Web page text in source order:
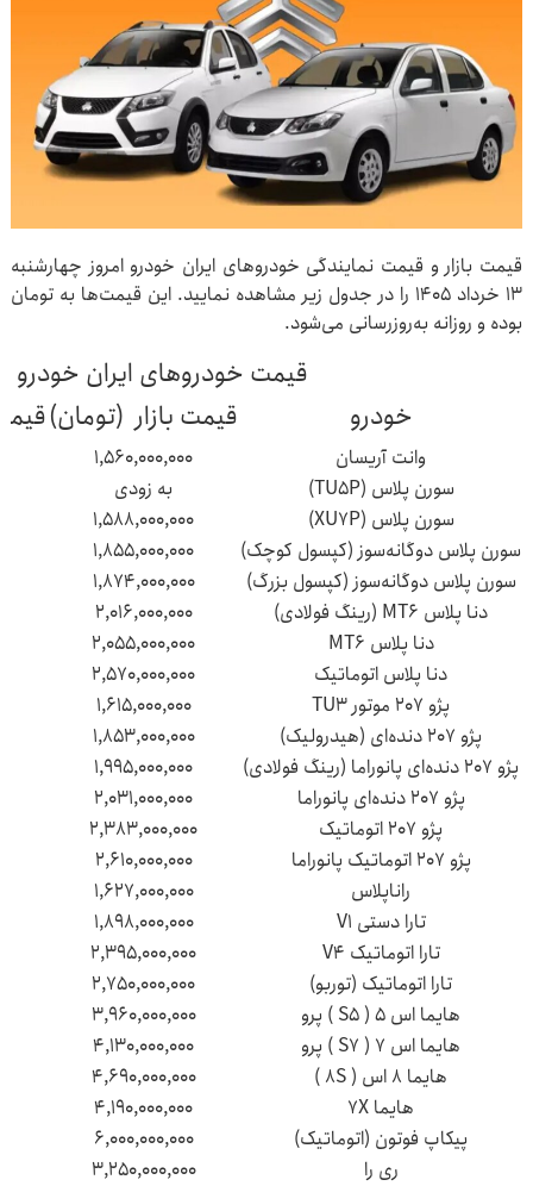
قیمت بازار و قیمت نمایندگی خودروهای ایران خودرو امروز چهارشنبه
۱۳ خرداد ۱۴۰۵ را در جدول زیر مشاهده نمایید. این قیمت‌ها به تومان
بوده و روزانه به‌روزرسانی می‌شود.
قیمت خودروهای ایران خودرو
خودرو
قیمت بازار (تومان)
وانت آریسان
۱,۵۶۰,۰۰۰,۰۰۰
سورن پلاس (TU۵P)
به زودی
سورن پلاس (XU۷P)
۱,۵۸۸,۰۰۰,۰۰۰
سورن پلاس دوگانه‌سوز (کپسول کوچک)
۱,۸۵۵,۰۰۰,۰۰۰
سورن پلاس دوگانه‌سوز (کپسول بزرگ)
۱,۸۷۴,۰۰۰,۰۰۰
دنا پلاس MT۶ (رینگ فولادی)
۲,۰۱۶,۰۰۰,۰۰۰
دنا پلاس MT۶
۲,۰۵۵,۰۰۰,۰۰۰
دنا پلاس اتوماتیک
۲,۵۷۰,۰۰۰,۰۰۰
پژو ۲۰۷ موتور TU۳
۱,۶۱۵,۰۰۰,۰۰۰
پژو ۲۰۷ دنده‌ای (هیدرولیک)
۱,۸۵۳,۰۰۰,۰۰۰
پژو ۲۰۷ دنده‌ای پانوراما (رینگ فولادی)
۱,۹۹۵,۰۰۰,۰۰۰
پژو ۲۰۷ دنده‌ای پانوراما
۲,۰۳۱,۰۰۰,۰۰۰
پژو ۲۰۷ اتوماتیک
۲,۳۸۳,۰۰۰,۰۰۰
پژو ۲۰۷ اتوماتیک پانوراما
۲,۶۱۰,۰۰۰,۰۰۰
راناپلاس
۱,۶۲۷,۰۰۰,۰۰۰
تارا دستی V۱
۱,۸۹۸,۰۰۰,۰۰۰
تارا اتوماتیک V۴
۲,۳۹۵,۰۰۰,۰۰۰
تارا اتوماتیک (توربو)
۲,۷۵۰,۰۰۰,۰۰۰
هایما اس ۵ ( S۵ ) پرو
۳,۹۶۰,۰۰۰,۰۰۰
هایما اس ۷ ( S۷ ) پرو
۴,۱۳۰,۰۰۰,۰۰۰
هایما ۸ اس ( ۸S )
۴,۶۹۰,۰۰۰,۰۰۰
هایما ۷X
۴,۱۹۰,۰۰۰,۰۰۰
پیکاپ فوتون (اتوماتیک)
۶,۰۰۰,۰۰۰,۰۰۰
ری را
۳,۲۵۰,۰۰۰,۰۰۰